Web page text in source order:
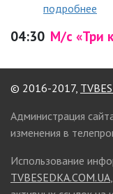
подробнее
04:30 М/с «Три
© 2016-2017,
Администрация
изменения в
Использование
TVBESEDKA.COM.UA